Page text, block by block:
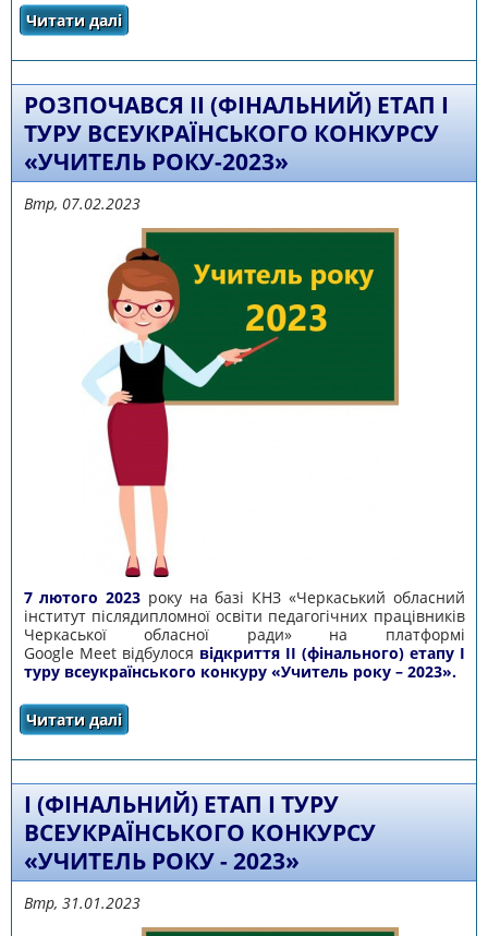
Читати далі
року-2023»
РОЗПОЧАВСЯ ІІ (ФІНАЛЬНИЙ) ЕТАП І
ТУРУ ВСЕУКРАЇНСЬКОГО КОНКУРСУ
«УЧИТЕЛЬ РОКУ-2023»
Втр, 07.02.2023
7 лютого 2023 року на базі КНЗ «Черкаський обласний
інститут післядипломної освіти педагогічних працівників
Черкаської обласної ради» на платформі
Google Meet відбулося відкриття ІІ (фінального) етапу І
туру всеукраїнського конкуру «Учитель року – 2023».
Читати далі
року-2023»
І (ФІНАЛЬНИЙ) ЕТАП І ТУРУ
ВСЕУКРАЇНСЬКОГО КОНКУРСУ
«УЧИТЕЛЬ РОКУ - 2023»
Втр, 31.01.2023